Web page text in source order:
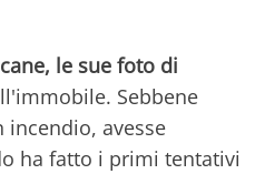
le sue foto di
Sebbene
incendio, avesse
ha fatto i primi tentativi